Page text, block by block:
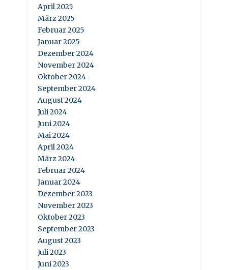
April 2025
März 2025
Februar 2025
Januar 2025
Dezember 2024
November 2024
Oktober 2024
September 2024
August 2024
Juli 2024
Juni 2024
Mai 2024
April 2024
März 2024
Februar 2024
Januar 2024
Dezember 2023
November 2023
Oktober 2023
September 2023
August 2023
Juli 2023
Juni 2023